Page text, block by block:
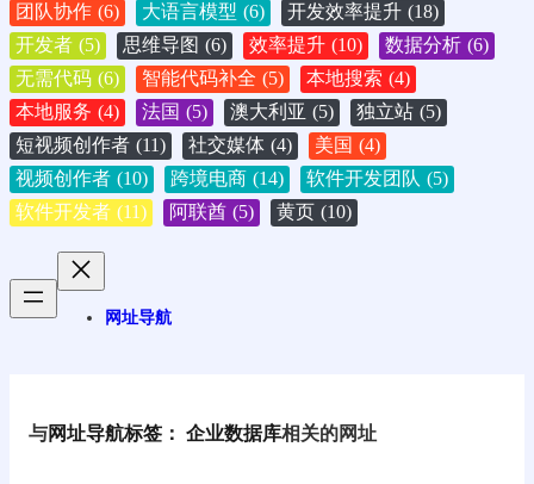
团队协作 (6) 大语言模型 (6) 开发效率提升 (18)
开发者 (5) 思维导图 (6) 效率提升 (10) 数据分析 (6)
无需代码 (6) 智能代码补全 (5) 本地搜索 (4)
本地服务 (4) 法国 (5) 澳大利亚 (5) 独立站 (5)
短视频创作者 (11) 社交媒体 (4) 美国 (4)
视频创作者 (10) 跨境电商 (14) 软件开发团队 (5)
软件开发者 (11) 阿联酋 (5) 黄页 (10)
网址导航
与网址导航标签： 企业数据库相关的网址